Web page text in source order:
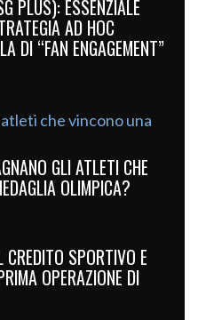
PLUS): ESSENZIALE
AD HOC
DI “FAN ENGAGEMENT”
GLI ATLETI CHE
OLIMPICA?
SPORTIVO E
OPERAZIONE DI